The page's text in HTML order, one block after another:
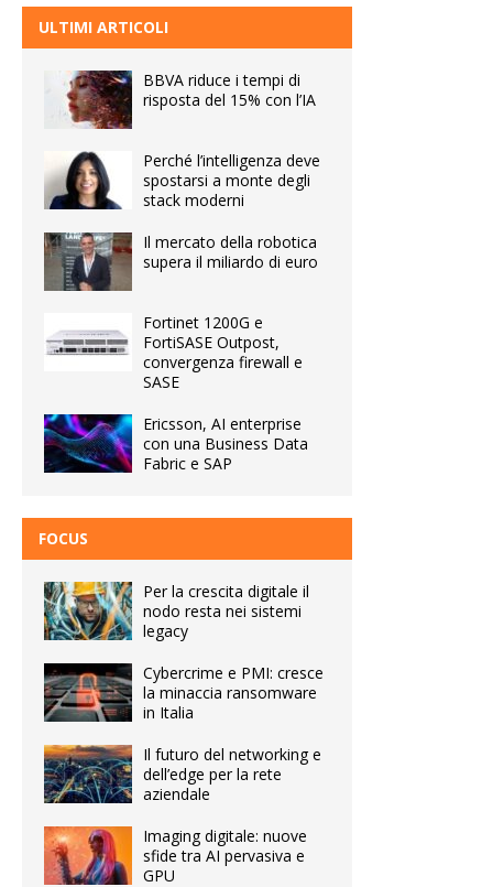
ULTIMI ARTICOLI
BBVA riduce i tempi di
risposta del 15% con l’IA
Perché l’intelligenza deve
spostarsi a monte degli
stack moderni
Il mercato della robotica
supera il miliardo di euro
Fortinet 1200G e
FortiSASE Outpost,
convergenza firewall e
SASE
Ericsson, AI enterprise
con una Business Data
Fabric e SAP
FOCUS
Per la crescita digitale il
nodo resta nei sistemi
legacy
Cybercrime e PMI: cresce
la minaccia ransomware
in Italia
Il futuro del networking e
dell’edge per la rete
aziendale
Imaging digitale: nuove
sfide tra AI pervasiva e
GPU